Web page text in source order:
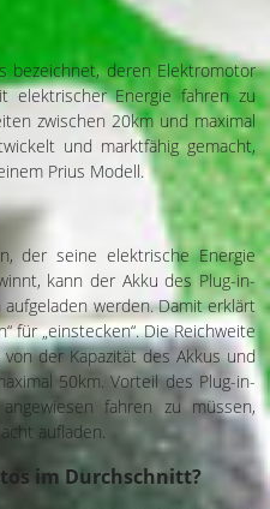
bezeichnet, deren Elektromotor
Energie fahren zu
zwischen 20km und maximal
und marktfähig gemacht,
Prius Modell.
der seine elektrische Energie
kann der Akku des Plug-in-
werden. Damit erklärt
für „einstecken“. Die Reichweite
der Kapazität des Akkus und
50km. Vorteil des Plug-in-
fahren zu müssen,
aufladen.
im Durchschnitt?